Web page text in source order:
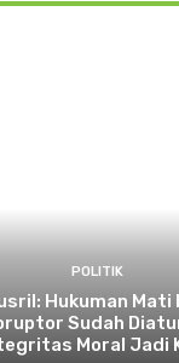
POLITIK
Hukuman Mati
Sudah
Moral Jadi